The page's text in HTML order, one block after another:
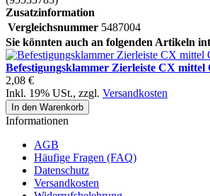
Zusatzinformation
Vergleichsnummer 5487004
Sie könnten auch an folgenden Artikeln
Befestigungsklammer Zierleiste CX mittel
2,08 €
Inkl. 19% USt., zzgl. Versandkosten
In den Warenkorb
Informationen
AGB
Häufige Fragen (FAQ)
Datenschutz
Versandkosten